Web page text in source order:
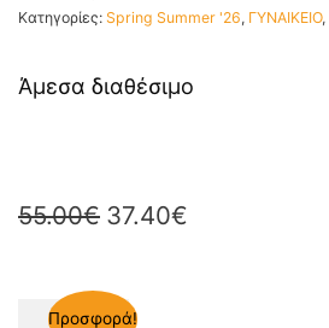
Κατηγορίες: Spring Summer '26, ΓΥΝΑΙΚΕΙΟ,
Άμεσα διαθέσιμο
55.00€ 37.40€
Προσφορά!